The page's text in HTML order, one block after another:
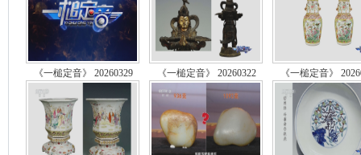
《一槌定音》 20260329 《一槌定音》 20260322 《一槌定音》